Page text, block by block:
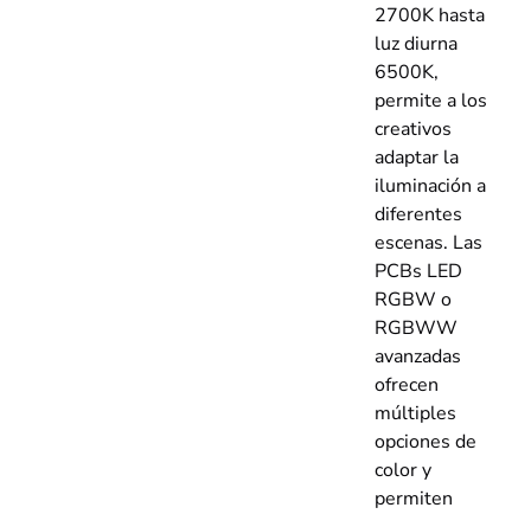
2700K hasta
luz diurna
6500K,
permite a los
creativos
adaptar la
iluminación a
diferentes
escenas. Las
PCBs LED
RGBW o
RGBWW
avanzadas
ofrecen
múltiples
opciones de
color y
permiten